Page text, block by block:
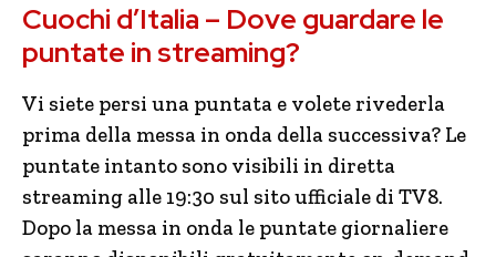
Cuochi d’Italia – Dove guardare le
puntate in streaming?
Vi siete persi una puntata e volete rivederla
prima della messa in onda della successiva? Le
puntate intanto sono visibili in diretta
streaming alle 19:30 sul sito ufficiale di TV8.
Dopo la messa in onda le puntate giornaliere